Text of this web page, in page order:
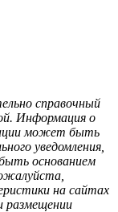
справочный
Информация о
может быть
уведомления,
основанием
на сайтах
размещении